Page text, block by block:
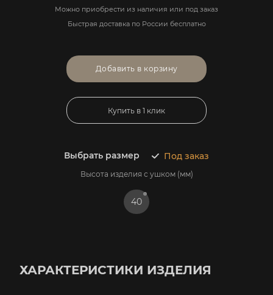
Можно приобрести из наличия или под заказ
Быстрая доставка по России бесплатно
Выбрать размер Под заказ
Высота изделия с ушком (мм)
40
Добавить в корзину
Купить в 1 клик
ХАРАКТЕРИСТИКИ ИЗДЕЛИЯ